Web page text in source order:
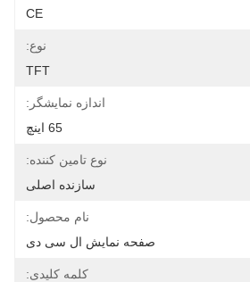
CE
نوع:
TFT
اندازه نمایشگر:
65 اینچ
نوع تامین کننده:
سازنده اصلی
نام محصول:
صفحه نمایش ال سی دی
کلمه کلیدی: